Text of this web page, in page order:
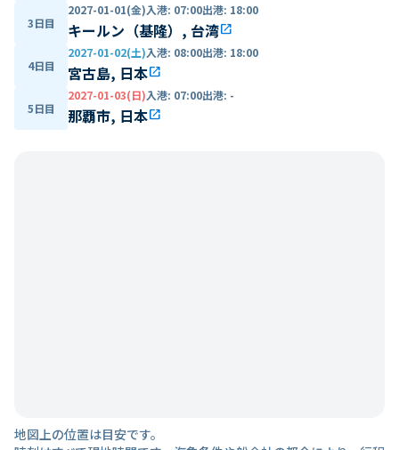
3日目
2027-01-01(金)入港: 07:00出港: 18:00
キールン（基隆）, 台湾open_in_new
4日目
2027-01-02(土)入港: 08:00出港: 18:00
宮古島, 日本open_in_new
5日目
2027-01-03(日)入港: 07:00出港: -
那覇市, 日本open_in_new
地図上の位置は目安です。